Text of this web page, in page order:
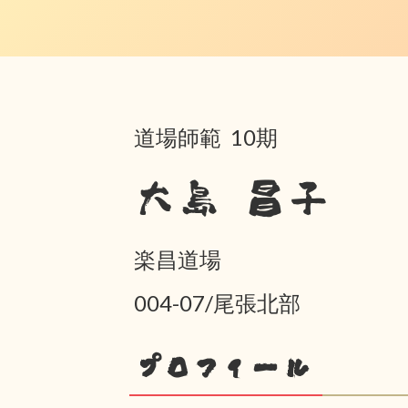
道場師範 10期
大島 昌子
楽昌道場
004-07/尾張北部
プロフィール